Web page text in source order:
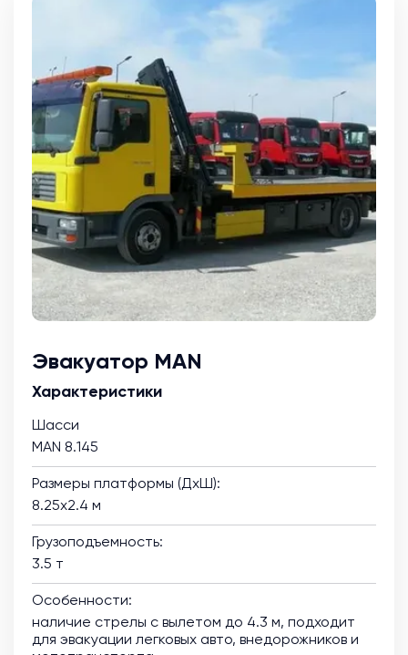
Эвакуатор MAN
Характеристики
Шасси
MAN 8.145
Размеры платформы (ДхШ):
8.25х2.4 м
Грузоподъемность:
3.5 т
Особенности:
наличие стрелы с вылетом до 4.3 м, подходит
для эвакуации легковых авто, внедорожников и